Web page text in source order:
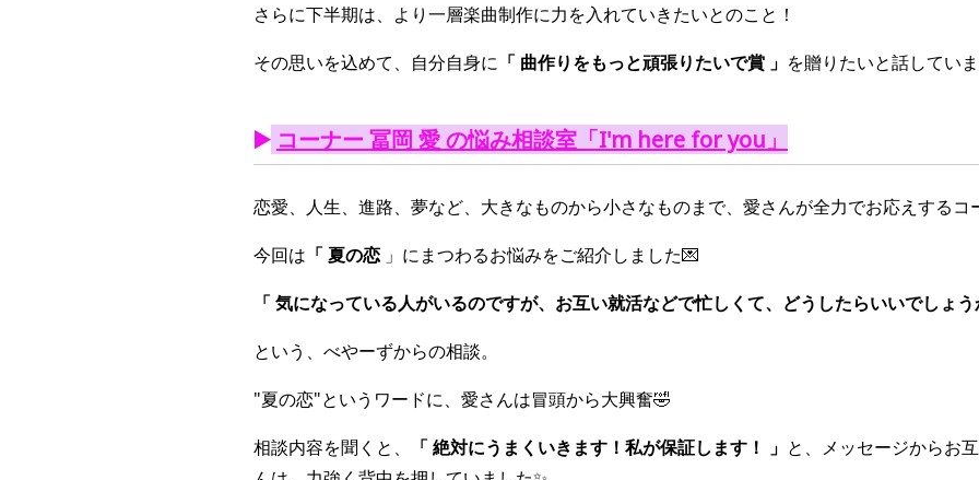
さらに下半期は、より一層楽曲制作に力を入れていきたいとのこと！
その思いを込めて、自分自身に 「 曲作りをもっと頑張りたいで賞 」 を贈りたいと話してい
▶️ コーナー 冨岡 愛 の悩み相談室「I'm here for you」
恋愛、人生、進路、夢など、大きなものから小さなものまで、愛さんが全力でお応えするコ
今回は 「 夏の恋 」にまつわるお悩みをご紹介しました💌
「 気になっている人がいるのですが、お互い就活などで忙しくて、どうしたらいいでしょう
という、べやーずからの相談。
"夏の恋"というワードに、愛さんは冒頭から大興奮🤣
相談内容を聞くと、
「 絶対にうまくいきます！私が保証します！ 」 と、メッセージからお